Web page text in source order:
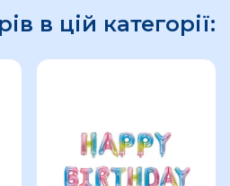
в цій категорії: